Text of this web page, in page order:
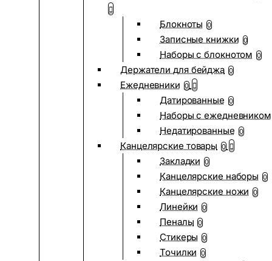
Блокноты 0
Записные книжки 0
Наборы с блокнотом 0
Держатели для бейджа 0
Ежедневники 0
Датированные 0
Наборы с ежедневником
Недатированные 0
Канцелярские товары 0
Закладки 0
Канцелярские наборы 0
Канцелярские ножи 0
Линейки 0
Пеналы 0
Стикеры 0
Точилки 0